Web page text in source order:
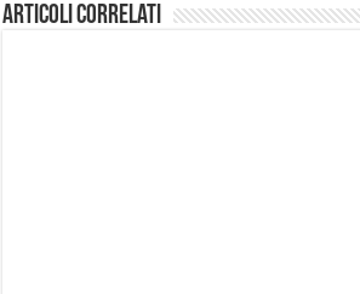
Articoli correlati